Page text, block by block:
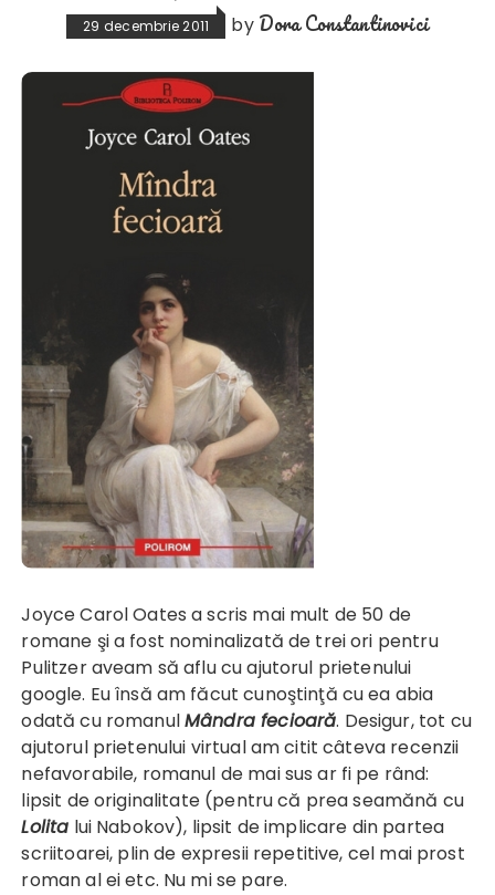
29 decembrie 2011 by Dora Constantinovici
Joyce Carol Oates a scris mai mult de 50 de
romane şi a fost nominalizată de trei ori pentru
Pulitzer aveam să aflu cu ajutorul prietenului
google. Eu însă am făcut cunoştinţă cu ea abia
odată cu romanulMândra fecioară. Desigur, tot cu
ajutorul prietenului virtual am citit câteva recenzii
nefavorabile, romanul de mai sus ar fi pe rând:
lipsit de originalitate (pentru că prea seamănă cu
Lolita lui Nabokov), lipsit de implicare din partea
scriitoarei, plin de expresii repetitive, cel mai prost
roman al ei etc. Nu mi se pare.